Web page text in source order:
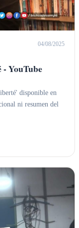
04/08/2025
YouTube
disponible en
ni resumen del